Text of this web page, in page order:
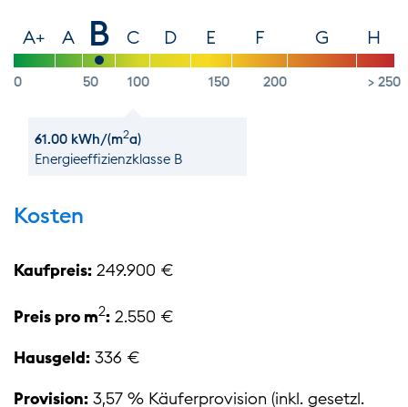
A+
0
A B
50
61.00 kWh/(m2a)
Energie­effizienz­klasse B
C
100
D E
150
F
200
G H
> 250
Kosten
Kaufpreis: 249.900 €
Preis pro m2: 2.550 €
Hausgeld: 336 €
Provision: 3,57 % Käuferprovision (inkl. gesetzl.